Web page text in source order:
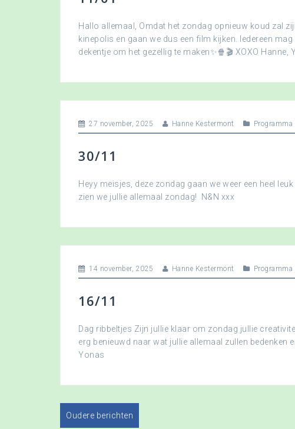
Hallo allemaal, Omdat het zondag opnieuw koud zal
kinepolis en gaan we dus een film kijken. Iedereen
dekentje om het gezellig te maken✨🍿🎬 XOXO Hanne,
27 november, 2025 Hanne Kestermont
30/11
Heyy meisjes, deze zondag gaan we weer een heel
zien we jullie allemaal zondag! N&N xxx
14 november, 2025 Hanne Kestermont Programma
16/11
Dag ribbeltjes Zijn jullie klaar om zondag jullie
erg benieuwd naar wat jullie allemaal zullen bedenken
Yonas
Oudere berichten